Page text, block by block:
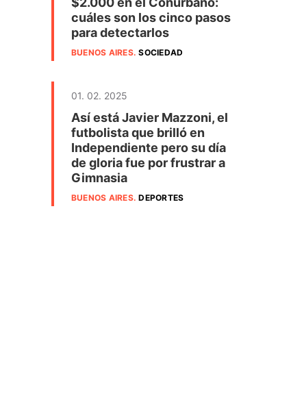
cuáles son los cinco pasos
para detectarlos
BUENOS AIRES.SOCIEDAD
01. 02. 2025
Así está Javier Mazzoni, el
futbolista que brilló en
Independiente pero su día
de gloria fue por frustrar a
Gimnasia
BUENOS AIRES.DEPORTES